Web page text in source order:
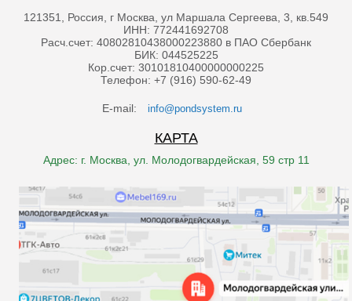
121351, Россия, г Москва, ул Маршала Сергеева, 3, кв.549
ИНН: 772441692708
Расч.счет: 40802810438000223880 в ПАО Сбербанк
БИК: 044525225
Кор.счет: 30101810400000000225
Телефон: +7 (916) 590-62-49
E-mail: info@pondsystem.ru
КАРТА
Адрес: г. Москва, ул. Молодогвардейская, 59 стр 11